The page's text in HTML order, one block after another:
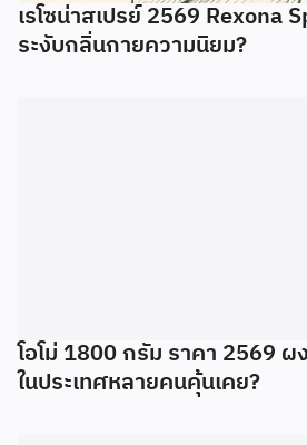
เรโซน่าสเปรย์ 2569
ระงับกลิ่นกายความนิยม?
โอโม่ 1800 กรัม ราคา 2569
ในประเทศหลายคนคุ้นเคย?